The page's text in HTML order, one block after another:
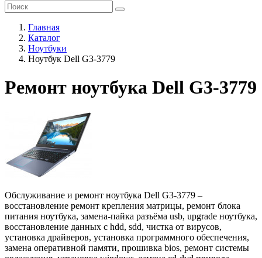
Главная
Каталог
Ноутбуки
Ноутбук Dell G3-3779
Ремонт ноутбука Dell G3-3779
Обслуживание и ремонт ноутбука Dell G3-3779 –
восстановление ремонт крепления матрицы, ремонт блока
питания ноутбука, замена-пайка разъёма usb, upgrade ноутбука,
восстановление данных с hdd, sdd, чистка от вирусов,
установка драйверов, установка программного обеспечения,
замена оперативной памяти, прошивка bios, ремонт системы